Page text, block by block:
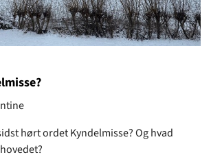
hørt ordet Kyndelmisse? Og hvad